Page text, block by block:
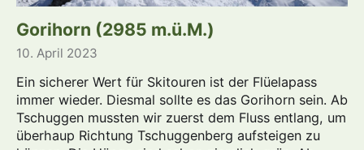
Gorihorn (2985 m.ü.M.)
10. April 2023
Ein sicherer Wert für Skitouren ist der Flüelapass
immer wieder. Diesmal sollte es das Gorihorn sein. Ab
Tschuggen mussten wir zuerst dem Fluss entlang, um
überhaup Richtung Tschuggenberg aufsteigen zu